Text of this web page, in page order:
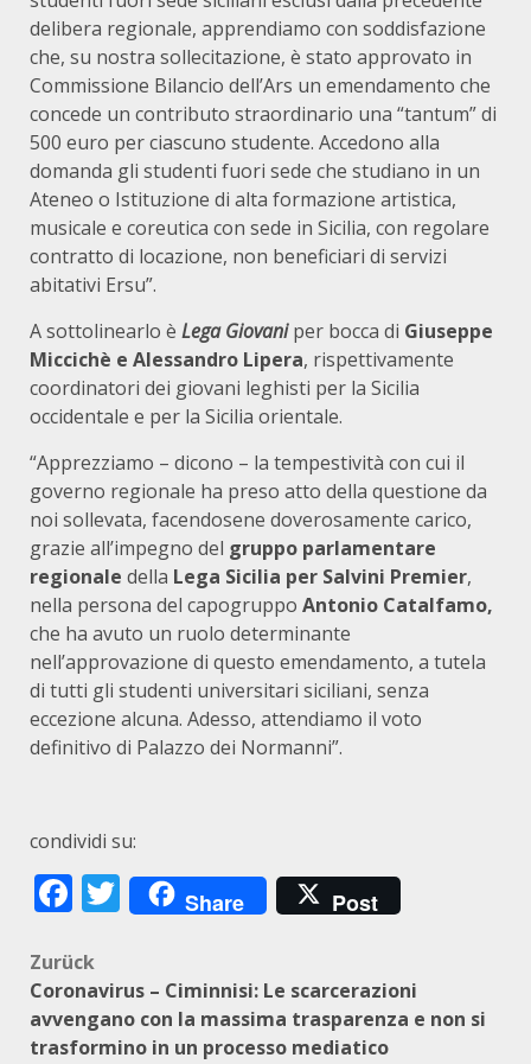
delibera regionale, apprendiamo con soddisfazione
che, su nostra sollecitazione, è stato approvato in
Commissione Bilancio dell’Ars un emendamento che
concede un contributo straordinario una “tantum” di
500 euro per ciascuno studente. Accedono alla
domanda gli studenti fuori sede che studiano in un
Ateneo o Istituzione di alta formazione artistica,
musicale e coreutica con sede in Sicilia, con regolare
contratto di locazione, non beneficiari di servizi
abitativi Ersu”.
A sottolinearlo è Lega Giovaniper bocca di Giuseppe
Miccichè e Alessandro Lipera, rispettivamente
coordinatori dei giovani leghisti per la Sicilia
occidentale e per la Sicilia orientale.
“Apprezziamo – dicono – la tempestività con cui il
governo regionale ha preso atto della questione da
noi sollevata, facendosene doverosamente carico,
grazie all’impegno del gruppo parlamentare
regionale della Lega Sicilia per Salvini Premier,
nella persona del capogruppo Antonio Catalfamo,
che ha avuto un ruolo determinante
nell’approvazione di questo emendamento, a tutela
di tutti gli studenti universitari siciliani, senza
eccezione alcuna. Adesso, attendiamo il voto
definitivo di Palazzo dei Normanni”.
condividi su:
Facebook
Twitter
Share Post
Beitragsnavigation
Zurück
Coronavirus – Ciminnisi: Le scarcerazioni
avvengano con la massima trasparenza e non si
trasformino in un processo mediatico